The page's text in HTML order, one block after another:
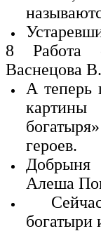
8 Работа
Васнецова
А теперь
героев.
Алеша
Сейчас
богатыри